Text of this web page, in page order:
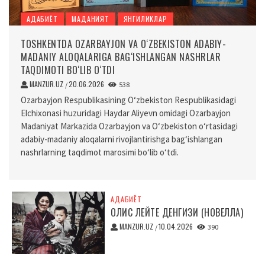
АДАБИЁТ МАДАНИЯТ ЯНГИЛИКЛАР
TOSHKENTDA OZARBAYJON VA O‘ZBEKISTON ADABIY-
MADANIY ALOQALARIGA BAG‘ISHLANGAN NASHRLAR
TAQDIMOTI BO‘LIB O‘TDI
MANZUR.UZ /20.06.2026 538
Ozarbayjon Respublikasining O‘zbekiston Respublikasidagi
Elchixonasi huzuridagi Haydar Aliyevn omidagi Ozarbayjon
Madaniyat Markazida Ozarbayjon va O‘zbekiston o‘rtasidagi
adabiy-madaniy aloqalarni rivojlantirishga bag‘ishlangan
nashrlarning taqdimot marosimi bo‘lib o‘tdi.
АДАБИЁТ
ОЛИС ЛЕЙТЕ ДЕНГИЗИ (НОВЕЛЛА)
MANZUR.UZ /10.04.2026 390